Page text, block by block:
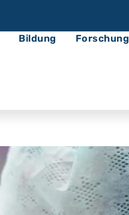
Bildung Forschung